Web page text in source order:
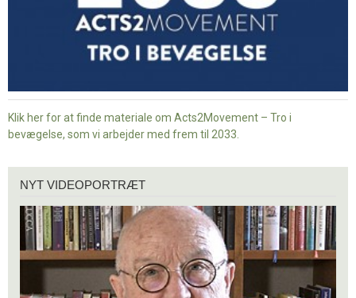
Klik her for at finde materiale om Acts2Movement – Tro i
bevægelse, som vi arbejder med frem til 2033.
videoportræt
NYT VIDEOPORTRÆT